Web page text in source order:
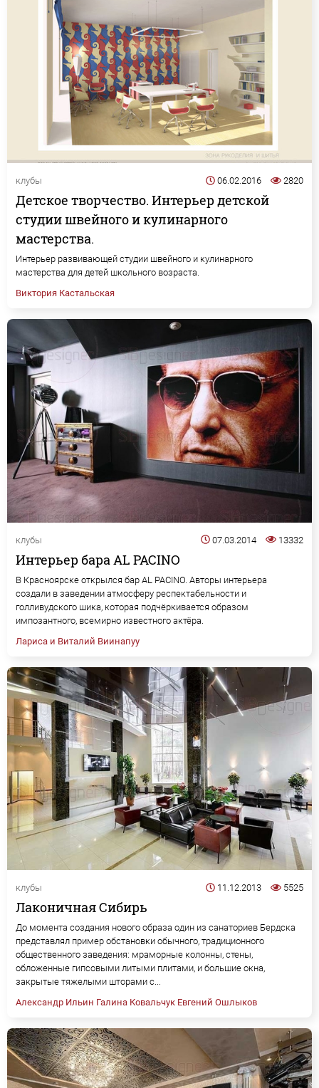
клубы 06.02.2016 2820
Детское творчество. Интерьер детской
студии швейного и кулинарного
мастерства.
Интерьер развивающей студии швейного и кулинарного
мастерства для детей школьного возраста.
Виктория Кастальская
клубы 07.03.2014 13332
Интерьер бара AL PACINO
В Красноярске открылся бар AL PACINO. Авторы интерьера
создали в заведении атмосферу респектабельности и
голливудского шика, которая подчёркивается образом
импозантного, всемирно известного актёра.
Лариса и Виталий Виинапуу
клубы 11.12.2013 5525
Лаконичная Сибирь
До момента создания нового образа один из санаториев Бердска
представлял пример обстановки обычного, традиционного
общественного заведения: мраморные колонны, стены,
обложенные гипсовыми литыми плитами, и большие окна,
закрытые тяжелыми шторами с...
Александр Ильин Галина Ковальчук Евгений Ошлыков